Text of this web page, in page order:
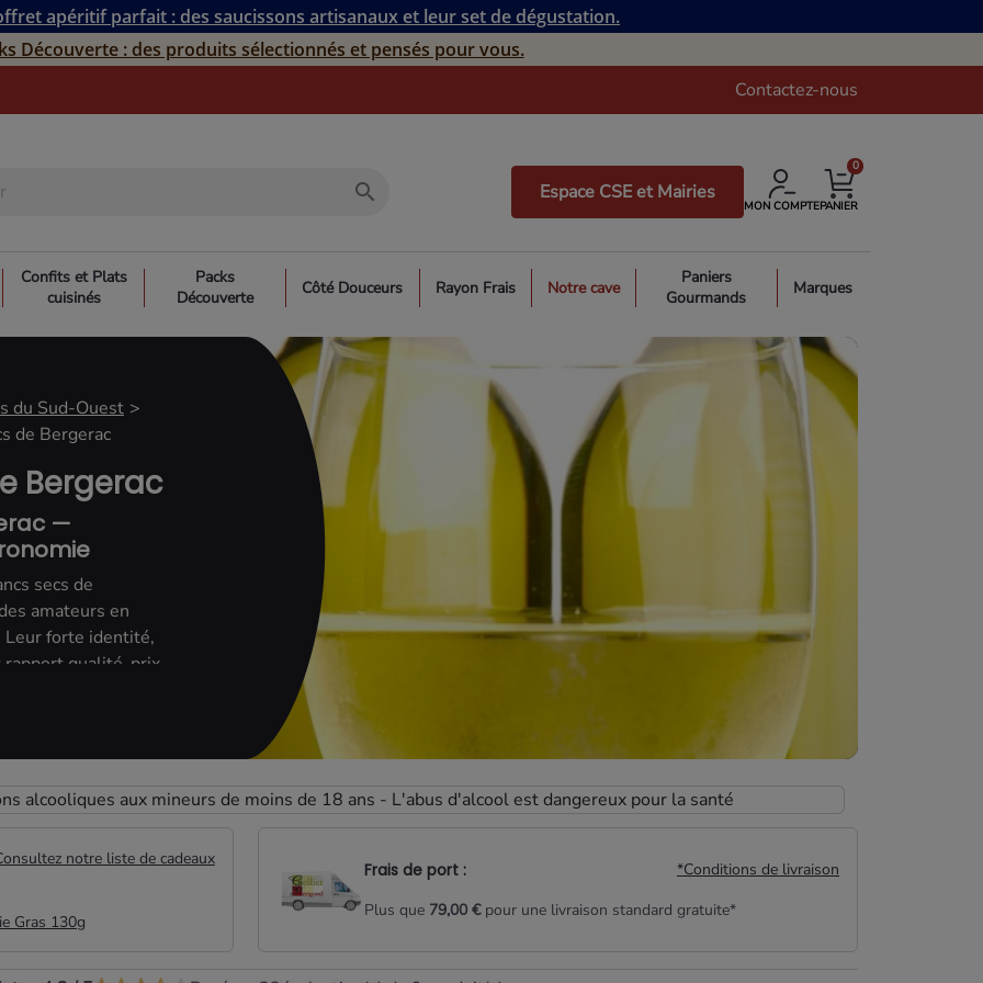
apéritif parfait : des saucissons artisanaux et leur set de dégustation.
Découverte : des produits sélectionnés et pensés pour vous.
Contactez-nous
search Espace CSE et Mairies
MON COMPTEPANIER
0
Confits et Plats
cuisinés
Packs
Découverte
Côté Douceurs Rayon Frais Notre cave
Paniers
Gourmands
Marques
du Sud-Ouest
de Bergerac
Bergerac
—
secs de
amateurs en
Leur forte identité,
qualité-prix
:
, mettent en avant la
. Fins, vifs et
à l’apéritif
grillés. Leur
des instants
alcooliques aux mineurs de moins de 18 ans - L'abus d'alcool est dangereux pour la santé
notre liste de cadeaux
Gras 130g
Frais de port :
*Conditions de livraison
Plus que 79,00 €pour une livraison standard gratuite*